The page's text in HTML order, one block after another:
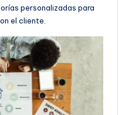
personalizadas para
el cliente.